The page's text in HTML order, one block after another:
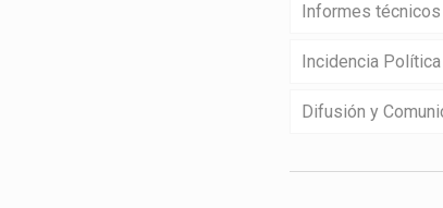
Informes técnicos
Incidencia Política
Difusión y